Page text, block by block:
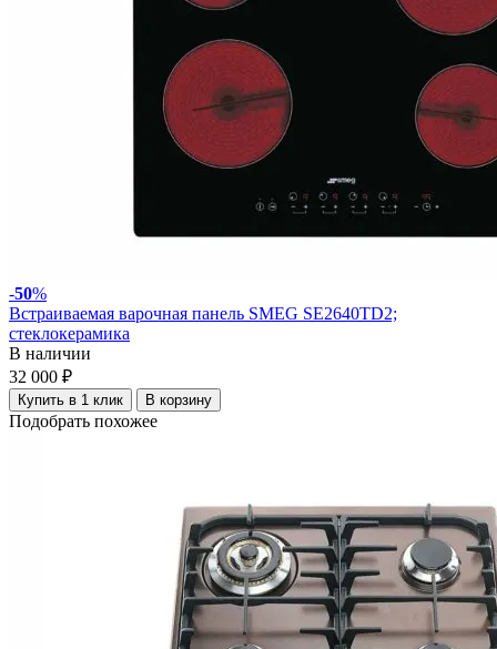
-50%
Встраиваемая варочная панель SMEG SE2640TD2;
стеклокерамика
В наличии
32 000 ₽
Купить в 1 клик В корзину
Подобрать похожее